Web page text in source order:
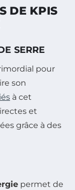
DE KPIS
SERRE
pour
son
à cet
et
grâce à des
permet de